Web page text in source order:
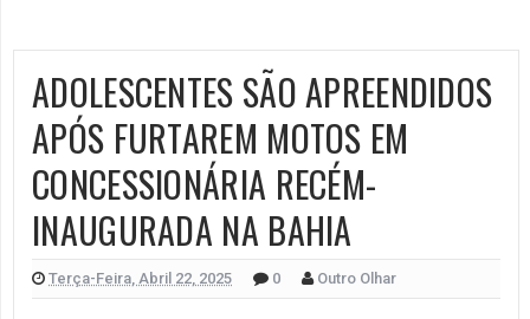
ADOLESCENTES SÃO APREENDIDOS
APÓS FURTAREM MOTOS EM
CONCESSIONÁRIA RECÉM-
INAUGURADA NA BAHIA
Terça-Feira, Abril 22, 2025 0 Outro Olhar